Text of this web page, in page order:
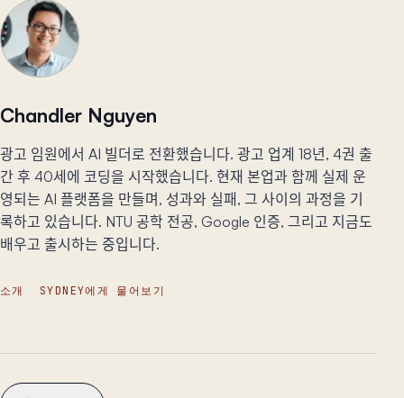
Chandler Nguyen
광고 임원에서 AI 빌더로 전환했습니다. 광고 업계 18년, 4권 출
간 후 40세에 코딩을 시작했습니다. 현재 본업과 함께 실제 운
영되는 AI 플랫폼을 만들며, 성과와 실패, 그 사이의 과정을 기
록하고 있습니다. NTU 공학 전공, Google 인증, 그리고 지금도
배우고 출시하는 중입니다.
소개 SYDNEY에게 물어보기